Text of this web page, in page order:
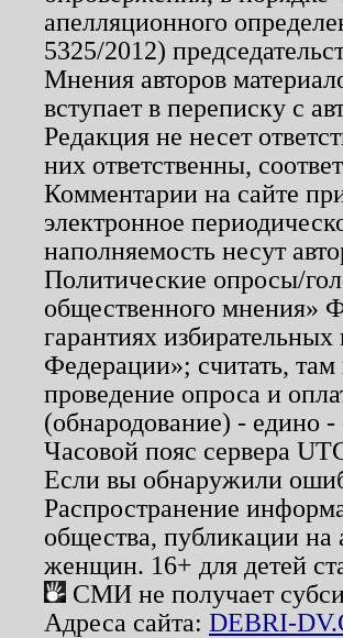
апелляционного
5325/2012)
Мнения авторов
вступает в переписку с
Редакция не несет
них ответственны,
Комментарии на сайте
электронное
наполняемость несут
Политические опросы/
общественного мнения»
гарантиях
Федерации»; считать,
проведение опроса и
(обнародование) - едино -
Часовой пояс сервера
Если вы обнаружили
Распространение
общества, публикации
женщин. 16+ для детей
СМИ не получает
Адреса сайта: DEBRI-